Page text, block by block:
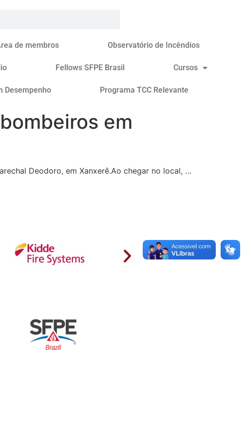
de membros Observatório de Incêndios
Fellows SFPE Brasil Cursos
Desempenho Programa TCC Relevante
em
Deodoro, em Xanxerê.Ao chegar no local, …